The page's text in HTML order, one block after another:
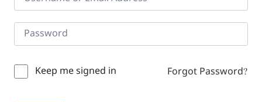
Keep me signed in Forgot Password?